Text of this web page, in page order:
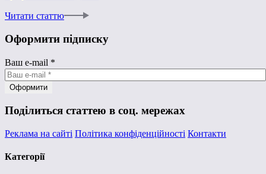
Читати статтю
Оформити підписку
Ваш e-mail *
Поділиться статтею в соц. мережах
Реклама на сайті Політика конфіденційності Контакти
Категорії